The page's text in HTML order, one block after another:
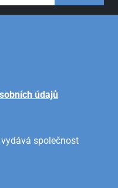
údajů
společnost